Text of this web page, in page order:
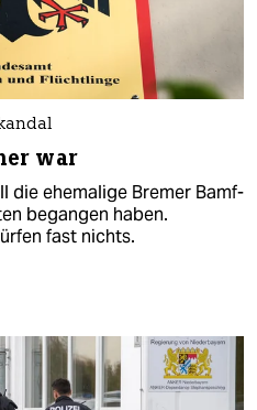
war
die ehemalige Bremer Bamf-
begangen haben.
fast nichts.